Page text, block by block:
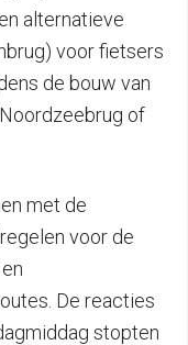
alternatieve
voor fietsers
de bouw van
of
met de
voor de
De reacties
stopten